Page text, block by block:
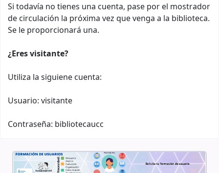
Si todavía no tienes una cuenta, pase por el mostrador
de circulación la próxima vez que venga a la biblioteca.
Se le proporcionará una.
¿Eres visitante?
Utiliza la siguiene cuenta:
Usuario: visitante
Contraseña: bibliotecaucc